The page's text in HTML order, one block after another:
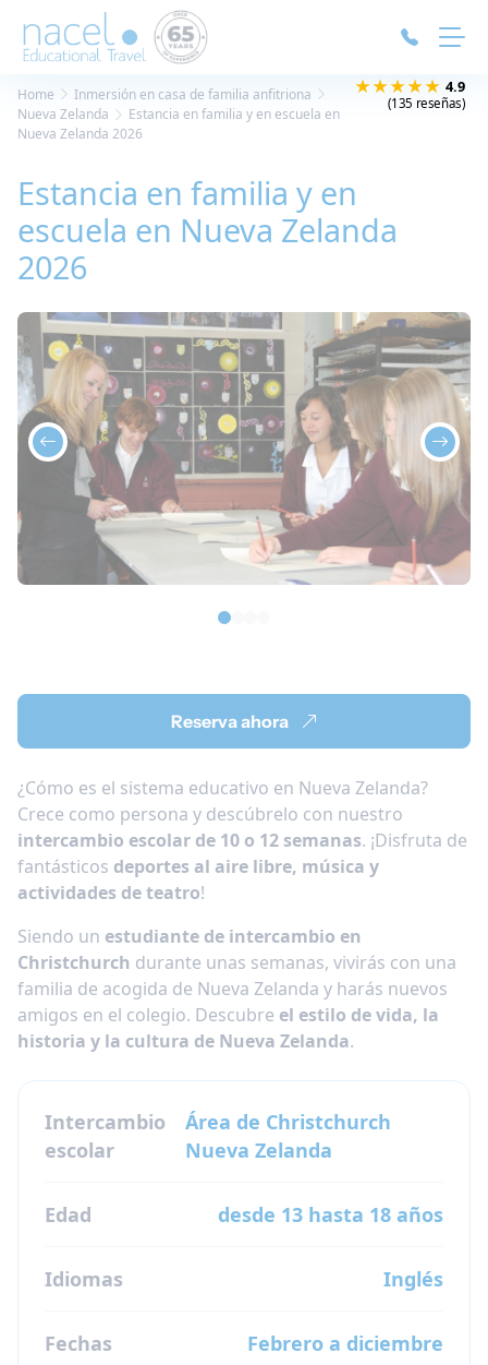
★★★★★ 4.9
(135 reseñas)
Home
Inmersión en casa de familia anfitriona
Nueva Zelanda
Estancia en familia y en escuela en
Nueva Zelanda 2026
Estancia en familia y en
escuela en Nueva Zelanda
2026
Reserva ahora
¿Cómo es el sistema educativo en Nueva Zelanda?
Crece como persona y descúbrelo con nuestro
intercambio escolar de 10 o 12 semanas. ¡Disfruta de
fantásticos deportes al aire libre, música y
actividades de teatro!
Siendo un estudiante de intercambio en
Christchurch durante unas semanas, vivirás con una
familia de acogida de Nueva Zelanda y harás nuevos
amigos en el colegio. Descubre el estilo de vida, la
historia y la cultura de Nueva Zelanda.
Intercambio
escolar
Área de Christchurch
Nueva Zelanda
Edad desde 13 hasta 18 años
Idiomas Inglés
Fechas Febrero a diciembre
Panel de gestión de cookies